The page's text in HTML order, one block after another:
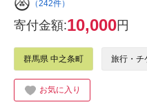
（242件）
寄付金額:10,000円
群馬県 中之条町 旅行・チ
お気に入り